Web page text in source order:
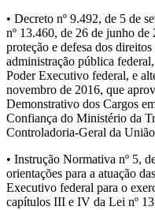
• Decreto nº 9.492, de 5 de
nº 13.460, de 26 de junho de
proteção e defesa dos
administração pública
Poder Executivo federal, e
novembro de 2016, que
Demonstrativo dos Cargos
Confiança do Ministério da
Controladoria-Geral da
• Instrução Normativa nº 5,
orientações para a atuação
Executivo federal para o
capítulos III e IV da Lei nº